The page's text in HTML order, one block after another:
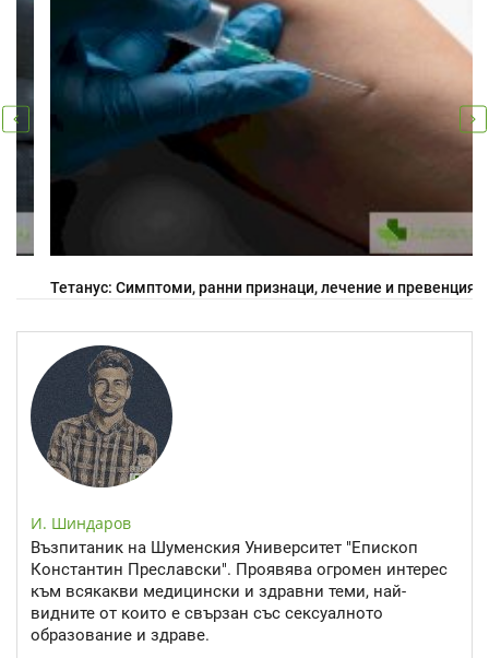
Тетанус: Симптоми, ранни признаци, лечение и превенция
И. Шиндаров
Възпитаник на Шуменския Университет "Епископ
Константин Преславски". Проявява огромен интерес
към всякакви медицински и здравни теми, най-
видните от които е свързан със сексуалното
образование и здраве.